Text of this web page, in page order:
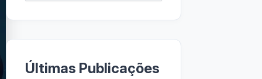
Últimas Publicações